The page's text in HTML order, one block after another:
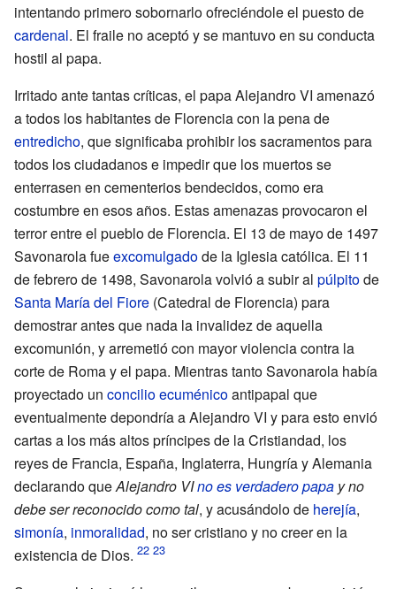
intentando primero sobornarlo ofreciéndole el puesto de
cardenal. El fraile no aceptó y se mantuvo en su conducta
hostil al papa.
Irritado ante tantas críticas, el papa Alejandro VI amenazó
a todos los habitantes de Florencia con la pena de
entredicho, que significaba prohibir los sacramentos para
todos los ciudadanos e impedir que los muertos se
enterrasen en cementerios bendecidos, como era
costumbre en esos años. Estas amenazas provocaron el
terror entre el pueblo de Florencia. El 13 de mayo de 1497
Savonarola fueexcomulgadode la Iglesia católica. El 11
de febrero de 1498, Savonarola volvió a subir al púlpitode
Santa María del Fiore (Catedral de Florencia) para
demostrar antes que nada la invalidez de aquella
excomunión, y arremetió con mayor violencia contra la
corte de Roma y el papa. Mientras tanto Savonarola había
proyectado un concilio ecuménicoantipapal que
eventualmente depondría a Alejandro VI y para esto envió
cartas a los más altos príncipes de la Cristiandad, los
reyes de Francia, España, Inglaterra, Hungría y Alemania
declarando queAlejandro VIno es verdadero papa y no
debe ser reconocido como tal, y acusándolo de herejía,
simonía, inmoralidad, no ser cristiano y no creer en la
existencia de Dios.